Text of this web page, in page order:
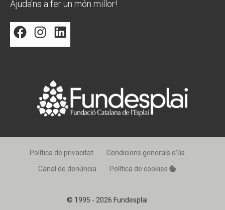
Ajuda'ns a fer un món millor!
FacebookInstagram
© 1995 - 2026 Fundesplai
Política de privacitat
Condicions generals d’ús
Canal de denúncia
Política de cookies